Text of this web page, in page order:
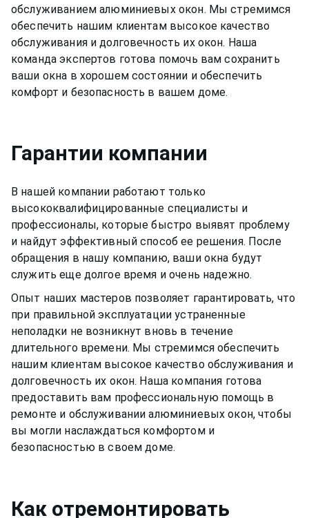
обслуживаниемалюминиевых окон. Мы стремимся
обеспечить нашим клиентам высокое качество
обслуживания и долговечность их окон. Наша
команда экспертов готова помочь вам сохранить
ваши окна в хорошем состоянии и обеспечить
комфорт и безопасность в вашем доме.
Гарантии компании
В нашей компании работают только
высококвалифицированные специалисты и
профессионалы, которые быстро выявят проблему
и найдут эффективный способ ее решения. После
обращения в нашу компанию, ваши окна будут
служить еще долгое время и очень надежно.
Опыт наших мастеров позволяет гарантировать, что
при правильной эксплуатации устраненные
неполадки не возникнут вновь в течение
длительного времени. Мы стремимся обеспечить
нашим клиентам высокое качество обслуживания и
долговечность их окон. Наша компания готова
предоставить вам профессиональную помощь в
ремонте и обслуживанииалюминиевых окон, чтобы
вы могли наслаждаться комфортом и
безопасностью в своем доме.
Как отремонтировать